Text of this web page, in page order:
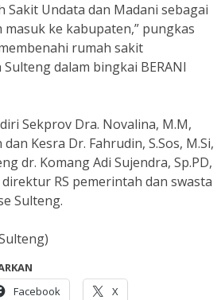
Sakit Undata dan Madani sebagai
ke kabupaten,” pungkas
rumah sakit
dalam bingkai BERANI
Sekprov Dra. Novalina, M.M,
Kesra Dr. Fahrudin, S.Sos, M.Si,
dr. Komang Adi Sujendra, Sp.PD,
direktur RS pemerintah dan swasta
Sulteng.
Facebook
X